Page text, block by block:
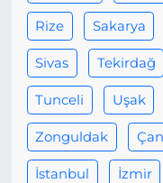
Rize Sakarya
Sivas Tekirdağ
Tunceli Uşak
Zonguldak
İstanbul İzmir